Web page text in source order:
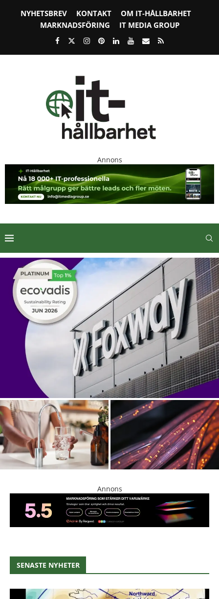
NYHETSBREV KONTAKT
OM IT-HÅLLBARHET
MARKNADSFÖRING
IT MEDIA GROUP
Annons
Foxway bland topp 1% i EcoVadis globala
hållbarhetsrankning
Sveriges vattenförbrukning kan
minskas med 25 procent:
Lösningen är digital
AC-Net investerar i nytt WDM-nät
för framtidens digitala
infrastruktur – öppnar för...
Annons
SENASTE NYHETER